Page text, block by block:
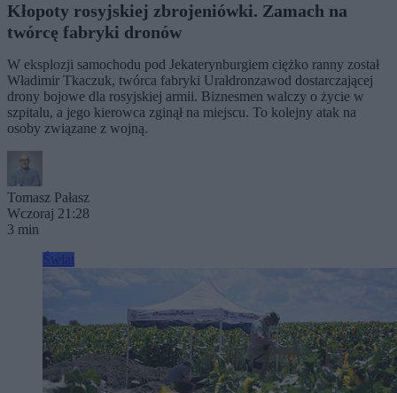
Kłopoty rosyjskiej zbrojeniówki. Zamach na
twórcę fabryki dronów
W eksplozji samochodu pod Jekaterynburgiem ciężko ranny został
Władimir Tkaczuk, twórca fabryki Urałdronzawod dostarczającej
drony bojowe dla rosyjskiej armii. Biznesmen walczy o życie w
szpitalu, a jego kierowca zginął na miejscu. To kolejny atak na
osoby związane z wojną.
Tomasz Pałasz
Wczoraj 21:28
3 min